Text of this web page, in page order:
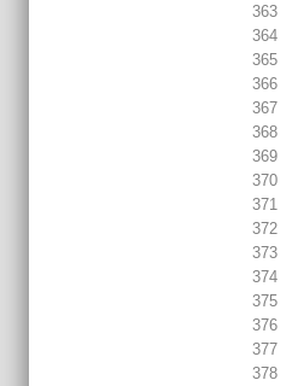
363
364
365
366
367
368
369
370
371
372
373
374
375
376
377
378